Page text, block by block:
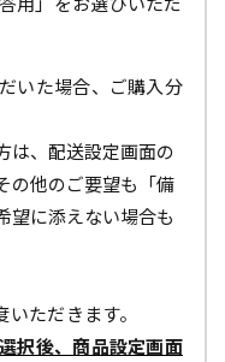
いた場合、ご購入分
は、配送設定画面の
の他のご要望も「備
望に添えない場合も
ただきます。
択後、商品設定画面